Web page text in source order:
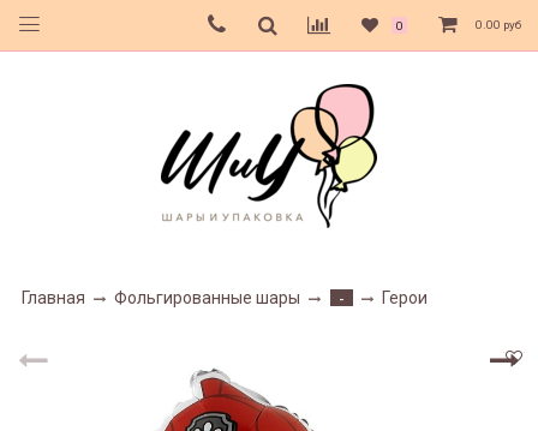
0 0.00 руб
Главная Фольгированные шары - Герои